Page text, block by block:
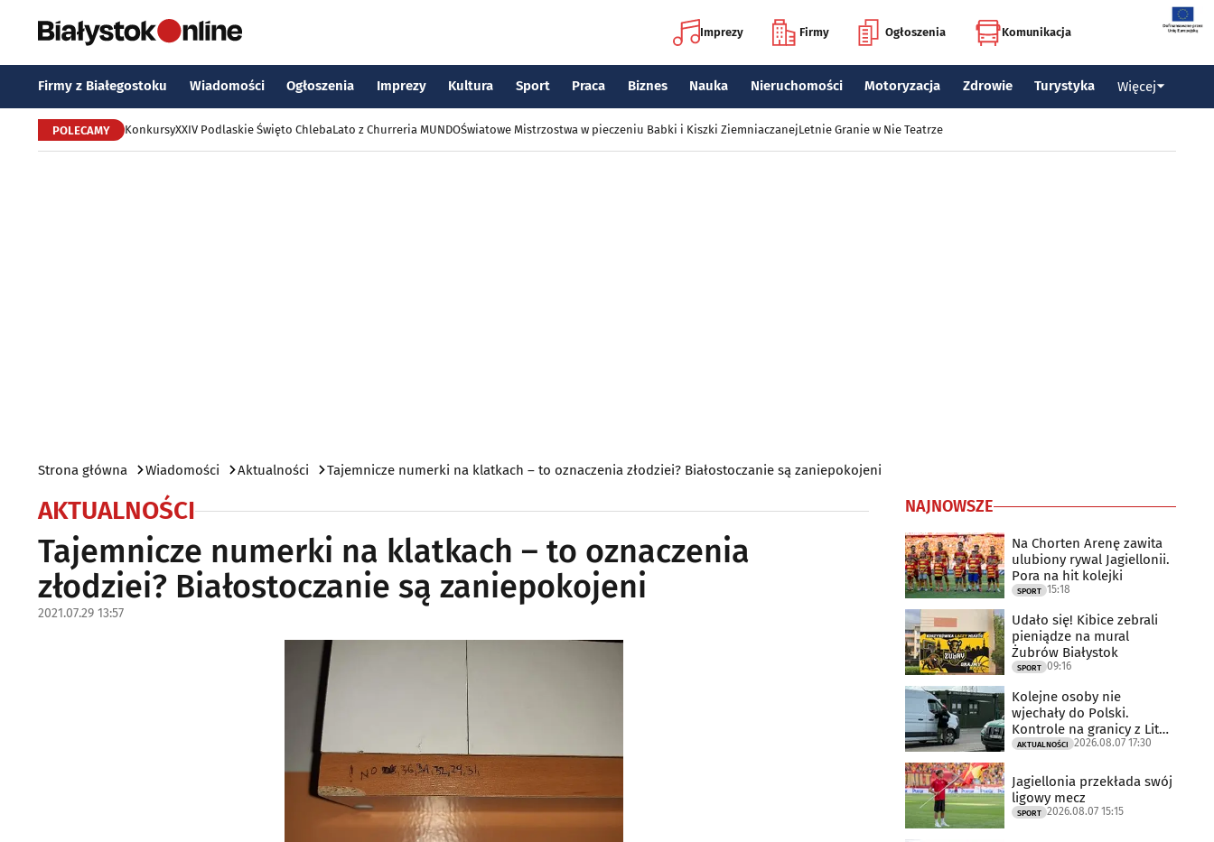
Imprezy Firmy Ogłoszenia Komunikacja
Firmy z Białegostoku Wiadomości Ogłoszenia Imprezy Kultura Sport Praca Biznes Nauka Nieruchomości Motoryzacja Zdrowie Turystyka Więcej
POLECAMY KonkursyXXIV Podlaskie Święto ChlebaLato z Churreria MUNDOŚwiatowe Mistrzostwa w pieczeniu Babki i Kiszki ZiemniaczanejLetnie Granie w Nie Teatrze
Strona główna Wiadomości Aktualności Tajemnicze numerki na klatkach – to oznaczenia złodziei? Białostoczanie są zaniepokojeni
AKTUALNOŚCI
Tajemnicze numerki na klatkach – to oznaczenia
złodziei? Białostoczanie są zaniepokojeni
2021.07.29 13:57
NAJNOWSZE
Na Chorten Arenę zawita
ulubiony rywal Jagiellonii.
Pora na hit kolejki
SPORT 15:18
Udało się! Kibice zebrali
pieniądze na mural
Żubrów Białystok
SPORT 09:16
Kolejne osoby nie
wjechały do Polski.
Kontrole na granicy z Litwą
trwają
AKTUALNOŚCI 2026.08.07 17:30
Jagiellonia przekłada swój
ligowy mecz
SPORT 2026.08.07 15:15